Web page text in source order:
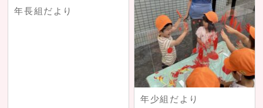
年長組だより
年少組だより